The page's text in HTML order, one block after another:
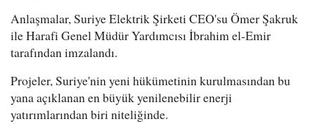
Anlaşmalar, Suriye Elektrik Şirketi CEO'su Ömer Şakruk
ile Harafi Genel Müdür Yardımcısı İbrahim el-Emir
tarafından imzalandı.
Projeler, Suriye'nin yeni hükümetinin kurulmasından bu
yana açıklanan en büyük yenilenebilir enerji
yatırımlarından biri niteliğinde.